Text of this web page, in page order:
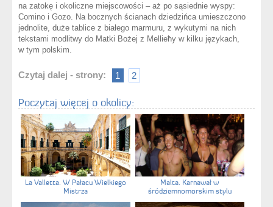
na zatokę i okoliczne miejscowości – aż po sąsiednie wyspy:
Comino i Gozo. Na bocznych ścianach dziedzińca umieszczono
jednolite, duże tablice z białego marmuru, z wykutymi na nich
tekstami modlitwy do Matki Bożej z Mellieħy w kilku językach,
w tym polskim.
Czytaj dalej - strony: 1 2
Poczytaj więcej o okolicy:
La Valletta. W Pałacu Wielkiego
Mistrza
Malta. Karnawał w
śródziemnomorskim stylu